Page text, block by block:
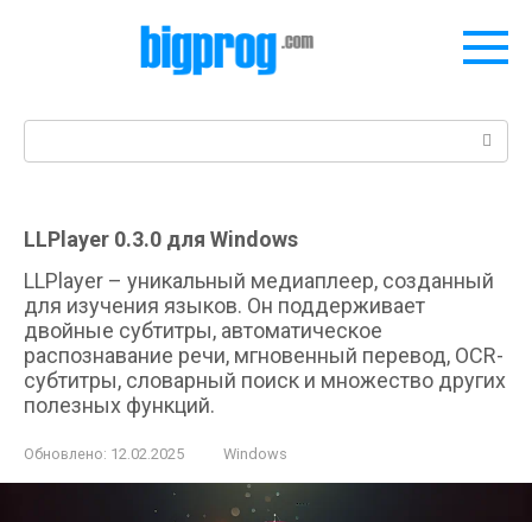
Поиск:
LLPlayer 0.3.0 для Windows
LLPlayer – уникальный медиаплеер, созданный
для изучения языков. Он поддерживает
двойные субтитры, автоматическое
распознавание речи, мгновенный перевод, OCR-
субтитры, словарный поиск и множество других
полезных функций.
Обновлено: 12.02.2025 Windows